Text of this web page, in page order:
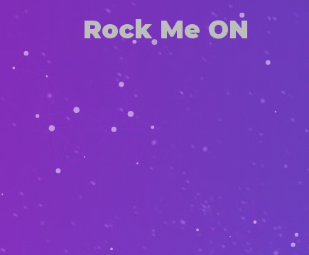
Rock Me ON